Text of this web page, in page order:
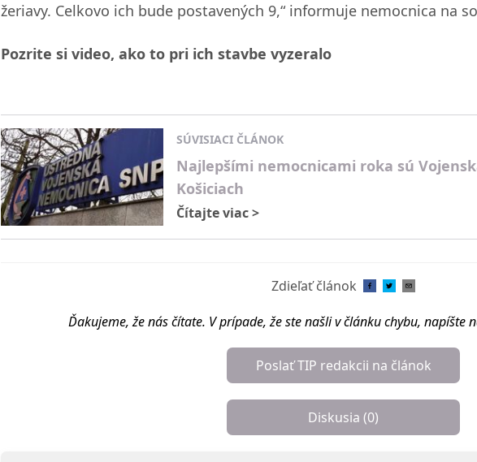
žeriavy. Celkovo ich bude postavených 9,“ informuje nemocnica na
Pozrite si video, ako to pri ich stavbe vyzeralo
SÚVISIACI ČLÁNOK
Najlepšími nemocnicami roka sú
Košiciach
Čítajte viac>
Zdieľať článok
Ďakujeme, že nás čítate. V prípade, že ste našli v článku chybu, napíšte
Poslať TIP redakcii na článok
Diskusia (0)